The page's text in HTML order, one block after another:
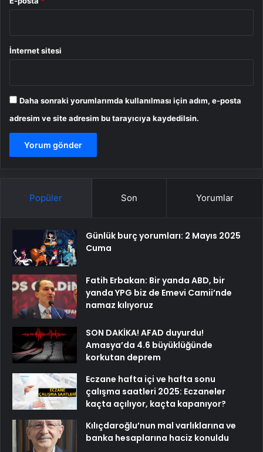
İnternet sitesi
Daha sonraki yorumlarımda kullanılması için adım, e-posta
adresim ve site adresim bu tarayıcıya kaydedilsin.
Popüler Son Yorumlar
Günlük burç yorumları: 2 Mayıs 2025
Cuma
Fatih Erbakan: Bir yanda ABD, bir
yanda YPG biz de Emevi Camii’nde
namaz kılıyoruz
SON DAKİKA! AFAD duyurdu!
Amasya’da 4.6 büyüklüğünde
korkutan deprem
Eczane hafta içi ve hafta sonu
çalışma saatleri 2025: Eczaneler
kaçta açılıyor, kaçta kapanıyor?
Kılıçdaroğlu’nun mal varlıklarına ve
banka hesaplarına haciz konuldu